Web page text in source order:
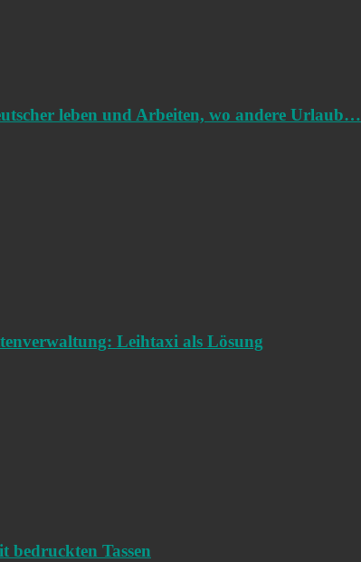
leben und Arbeiten, wo andere Urlaub…
Leihtaxi als Lösung
bedruckten Tassen